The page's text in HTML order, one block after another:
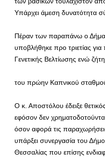
Υπάρχει άμεση δυνατότητα
Πέραν των παραπάνω ο
υποβλήθηκε προ τριετίας
Γενετικής Βελτίωσης ενώ
του πρώην Καπνικού
Ο κ. Αποστόλου έδειξε
εφόσον δεν
όσον αφορά τις
υπάρξει συνεργασία του
Θεσσαλίας που επίσης